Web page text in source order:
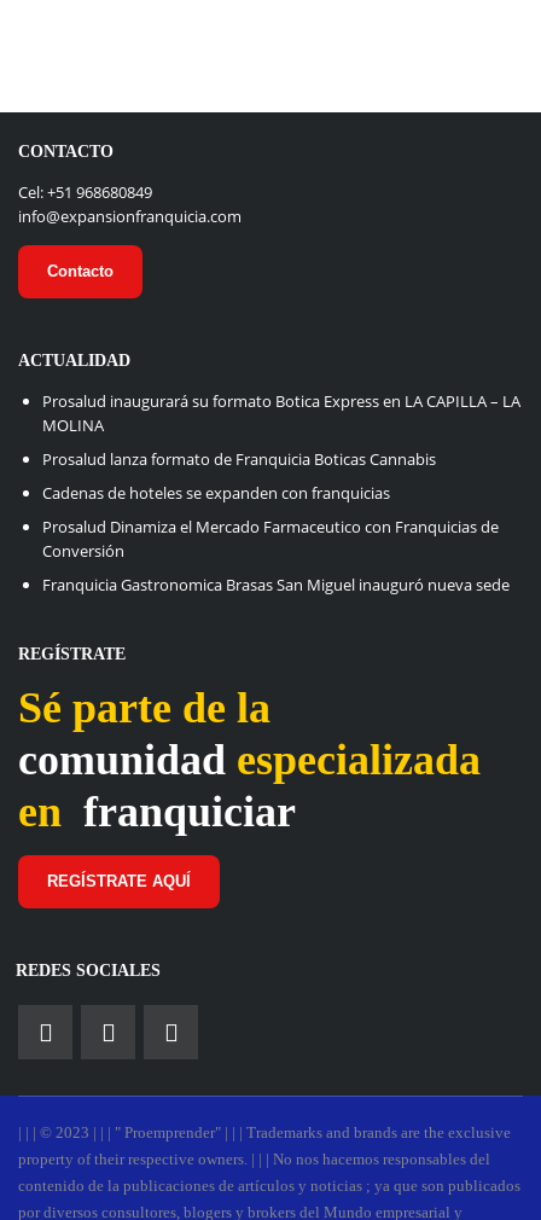
CONTACTO
Cel: +51 968680849
info@expansionfranquicia.com
Contacto
ACTUALIDAD
Prosalud inaugurará su formato Botica Express en LA CAPILLA – LA
MOLINA
Prosalud lanza formato de Franquicia Boticas Cannabis
Cadenas de hoteles se expanden con franquicias
Prosalud Dinamiza el Mercado Farmaceutico con Franquicias de
Conversión
Franquicia Gastronomica Brasas San Miguel inauguró nueva sede
REGÍSTRATE
Sé parte de la
comunidad especializada
en franquiciar
REGÍSTRATE AQUÍ
REDES SOCIALES
| | | © 2023 | | | " Proemprender" | | | Trademarks and brands are the exclusive
property of their respective owners. | | | No nos hacemos responsables del
contenido de la publicaciones de artículos y noticias ; ya que son publicados
por diversos consultores, blogers y brokers del Mundo empresarial y